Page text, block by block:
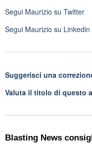
Segui Maurizio su Twitter
Segui Maurizio su Linkedin
Suggerisci una
Valuta il titolo di questo
Blasting News